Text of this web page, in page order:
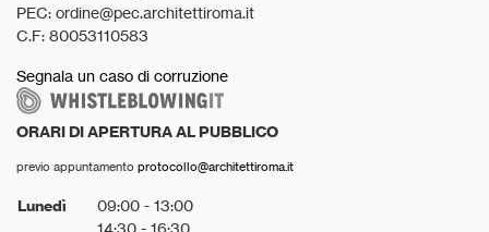
PEC: ordine@pec.architettiroma.it
C.F: 80053110583
Segnala un caso di corruzione
ORARI DI APERTURA AL PUBBLICO
previo appuntamento protocollo@architettiroma.it
Lunedì
09:00 - 13:00